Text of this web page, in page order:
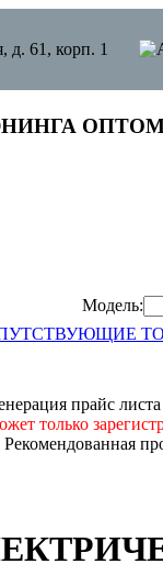
д. 61, корп. 1
Модель:
прайс листа
только
Рекомендованная